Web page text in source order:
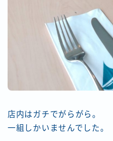
店内はガチでがらがら。
一組しかいませんでした。